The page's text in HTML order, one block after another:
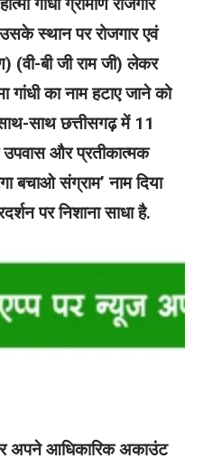
स्थान पर रोजगार एवं
(वी-बी जी राम जी) लेकर
का नाम हटाए जाने को
साथ छत्तीसगढ़ में 11
और प्रतीकात्मक
बचाओ संग्राम’ नाम दिया
पर निशाना साधा है.
अपने आधिकारिक अकाउंट